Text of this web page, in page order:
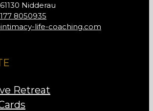
Nidderau
8050935
life-coaching.com
Retreat